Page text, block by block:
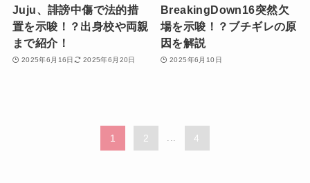
Juju、誹謗中傷で法的措
置を示唆！？出身校や両親
まで紹介！
2025年6月16日 2025年6月20日
BreakingDown16突然欠
場を示唆！？ブチギレの原
因を解説
2025年6月10日
1 2 ... 4